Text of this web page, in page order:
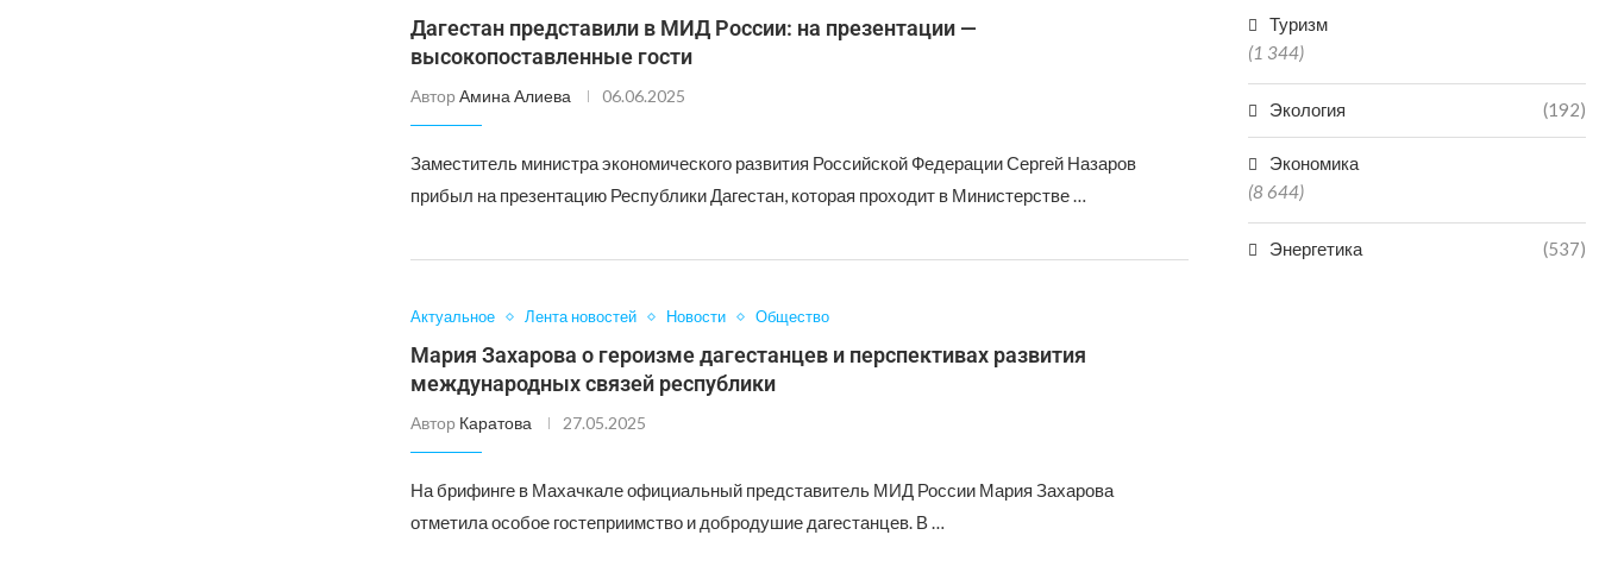
Дагестан представили в МИД России: на презентации —
высокопоставленные гости
Автор Амина Алиева 06.06.2025
Заместитель министра экономического развития Российской Федерации Сергей Назаров
прибыл на презентацию Республики Дагестан, которая проходит в Министерстве …
Актуальное Лента новостей Новости Общество
Мария Захарова о героизме дагестанцев и перспективах развития
международных связей республики
Автор Каратова 27.05.2025
На брифинге в Махачкале официальный представитель МИД России Мария Захарова
отметила особое гостеприимство и добродушие дагестанцев. В …
Туризм
(1 344)
Экология (192)
Экономика
(8 644)
Энергетика (537)